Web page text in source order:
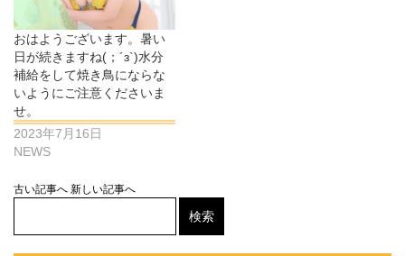
おはようございます。暑い
日が続きますね(；´з`)水分
補給をして焼き鳥にならな
いようにご注意くださいま
せ。
2023年7月16日
NEWS
古い記事へ 新しい記事へ